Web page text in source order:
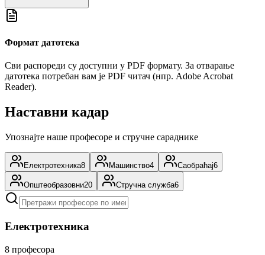
Формат датотека
Сви распореди су доступни у PDF формату. За отварање
датотека потребан вам је PDF читач (нпр. Adobe Acrobat
Reader).
Наставни кадар
Упознајте наше професоре и стручне сараднике
Електротехника8 Машинство4 Саобраћај6
Општеобразовни20 Стручна служба6
Електротехника
8 професора